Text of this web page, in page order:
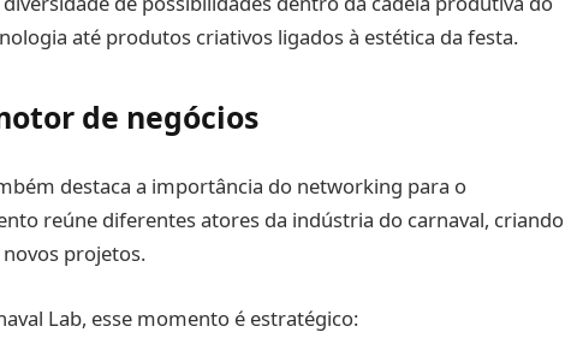
até produtos criativos ligados à estética da festa.
de negócios
destaca a importância do networking para o
reúne diferentes atores da indústria do carnaval, criando
projetos.
Lab, esse momento é estratégico: